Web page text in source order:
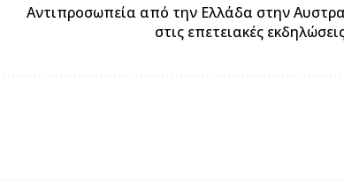
Αντιπροσωπεία από την Ελλάδα στην
στις επετειακές